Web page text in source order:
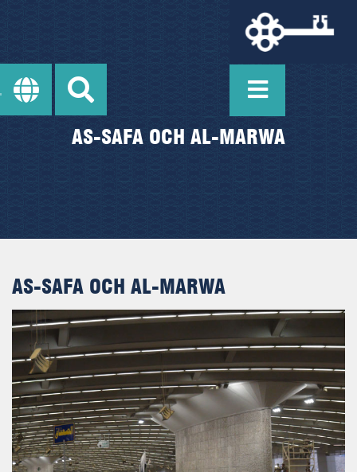
AS-SAFA OCH AL-MARWA
AS-SAFA OCH AL-MARWA